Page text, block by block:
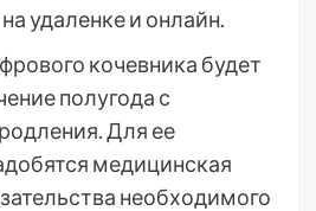
удаленке и онлайн.
кочевника будет
полугода с
Для ее
медицинская
необходимого